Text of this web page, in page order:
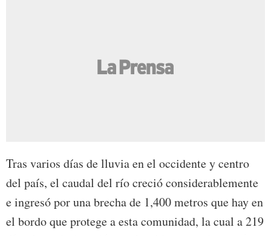
Tras varios días de lluvia en el occidente y centro
del país, el caudal del río creció considerablemente
e ingresó por una brecha de 1,400 metros que hay en
el bordo que protege a esta comunidad, la cual a 219